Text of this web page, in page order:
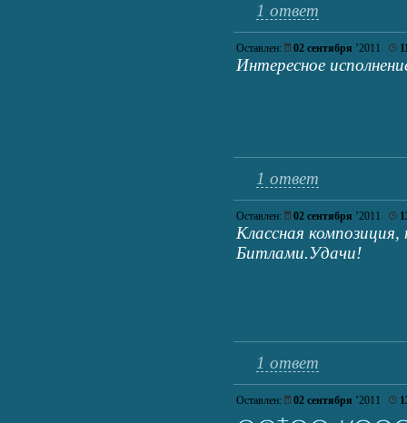
1 ответ
Оставлен: 02 сентября ’2011
Интересное
1 ответ
Оставлен: 02 сентября ’2011
Классная
Битлами.Удачи!
1 ответ
Оставлен: 02 сентября ’2011